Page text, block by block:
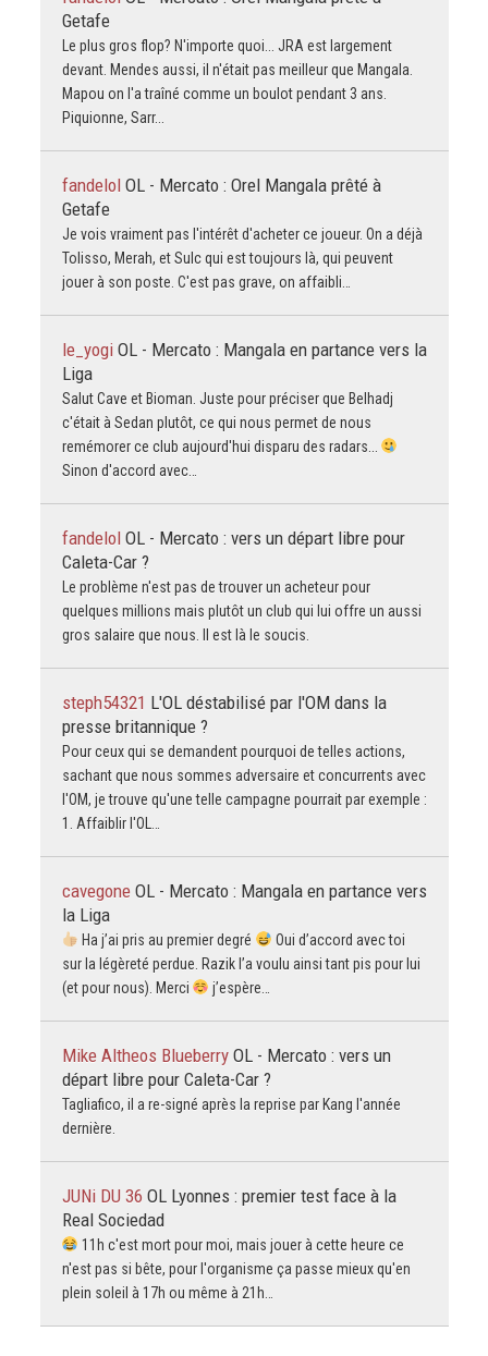
Getafe
Le plus gros flop? N'importe quoi... JRA est largement
devant. Mendes aussi, il n'était pas meilleur que Mangala.
Mapou on l'a traîné comme un boulot pendant 3 ans.
Piquionne, Sarr...
fandelol OL - Mercato : Orel Mangala prêté à
Getafe
Je vois vraiment pas l'intérêt d'acheter ce joueur. On a déjà
Tolisso, Merah, et Sulc qui est toujours là, qui peuvent
jouer à son poste. C'est pas grave, on affaibli…
le_yogi OL - Mercato : Mangala en partance vers la
Liga
Salut Cave et Bioman. Juste pour préciser que Belhadj
c'était à Sedan plutôt, ce qui nous permet de nous
remémorer ce club aujourd'hui disparu des radars...
Sinon d'accord avec…
fandelol OL - Mercato : vers un départ libre pour
Caleta-Car ?
Le problème n'est pas de trouver un acheteur pour
quelques millions mais plutôt un club qui lui offre un aussi
gros salaire que nous. Il est là le soucis.
steph54321 L'OL déstabilisé par l'OM dans la
presse britannique ?
Pour ceux qui se demandent pourquoi de telles actions,
sachant que nous sommes adversaire et concurrents avec
l'OM, je trouve qu'une telle campagne pourrait par exemple :
1. Affaiblir l'OL…
cavegone OL - Mercato : Mangala en partance vers
la Liga
Ha j’ai pris au premier degré
Oui d’accord avec toi
sur la légèreté perdue. Razik l’a voulu ainsi tant pis pour lui
(et pour nous). Merci
j’espère…
Mike Altheos Blueberry OL - Mercato : vers un
départ libre pour Caleta-Car ?
Tagliafico, il a re-signé après la reprise par Kang l'année
dernière.
JUNi DU 36 OL Lyonnes : premier test face à la
Real Sociedad
11h c'est mort pour moi, mais jouer à cette heure ce
n'est pas si bête, pour l'organisme ça passe mieux qu'en
plein soleil à 17h ou même à 21h…